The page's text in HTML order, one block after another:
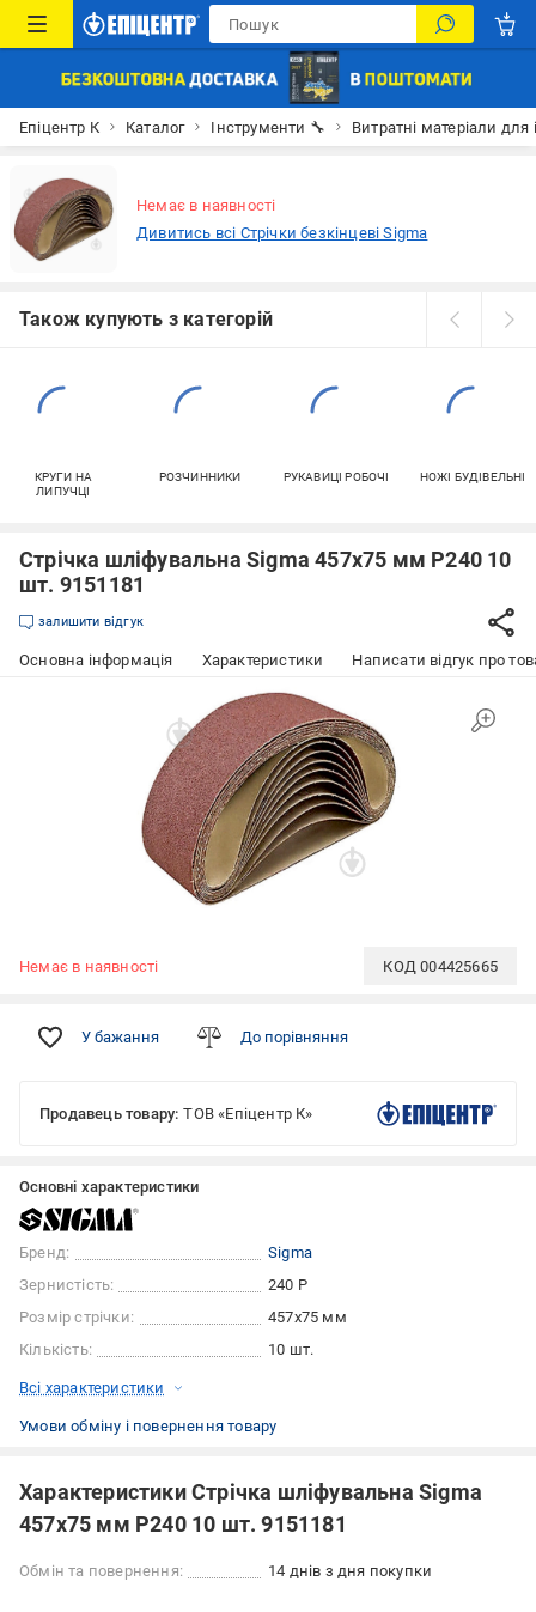
Епіцентр К Каталог Інструменти 🔧 Витратні матеріали для
Немає в наявності
Дивитись всі Стрічки безкінцеві Sigma
Також купують з категорій
КРУГИ НА
ЛИПУЧЦІ
РОЗЧИННИКИ РУКАВИЦІ РОБОЧІ НОЖІ БУДІВЕЛЬНІ
Стрічка шліфувальна Sigma 457x75 мм P240 10
шт. 9151181
залишити відгук
Основна інформація Характеристики Написати відгук про
Немає в наявності КОД004425665
У бажання До порівняння
Продавець товару: ТОВ «Епіцентр К»
Основні характеристики
Бренд:
Sigma
Зернистість:
240 Р
Розмір стрічки:
457x75 мм
Кількість:
10 шт.
Всі характеристики
Умови обміну і повернення товару
Характеристики Стрічка шліфувальна Sigma
457x75 мм P240 10 шт. 9151181
Обмін та повернення: 14 днів з дня покупки